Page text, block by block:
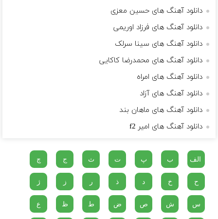
دانلود آهنگ های حسین معزی
دانلود آهنگ های فرزاد اوریمی
دانلود آهنگ های سینا سرلک
دانلود آهنگ های محمدرضا کاکایی
دانلود آهنگ های امراه
دانلود آهنگ های آزاد
دانلود آهنگ های ماهان بند
دانلود آهنگ های امیر f2
الف ب پ ت ث ج چ
ح خ د ذ ر ز ژ
س ش ص ض ط ظ ع